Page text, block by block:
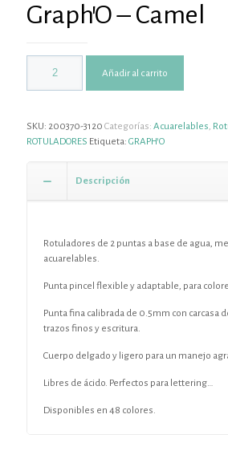
Graph’O – Camel
Añadir al carrito
SKU: 200370-3120 Categorías: Acuarelables,
ROTULADORES Etiqueta: GRAPH'O
Descripción
Rotuladores de 2 puntas a base de agua,
acuarelables.
Punta pincel flexible y adaptable, para
Punta fina calibrada de 0.5mm con carcasa
trazos finos y escritura.
Cuerpo delgado y ligero para un manejo
Libres de ácido. Perfectos para lettering…
Disponibles en 48 colores.